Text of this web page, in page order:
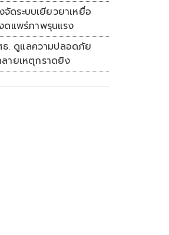
จัดระบบเยียวยาเหยื่อ
ดแพร่ภาพรุนแรง
. ดูแลความปลอดภัย
ายเหตุกราดยิง